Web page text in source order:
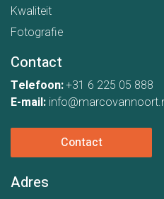
Kwaliteit
Fotografie
Contact
Telefoon:+31 6 225 05 888
E-mail:
Contact
Adres